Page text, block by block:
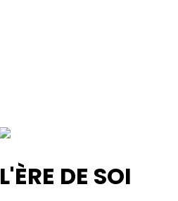
L'ÈRE DE SOI